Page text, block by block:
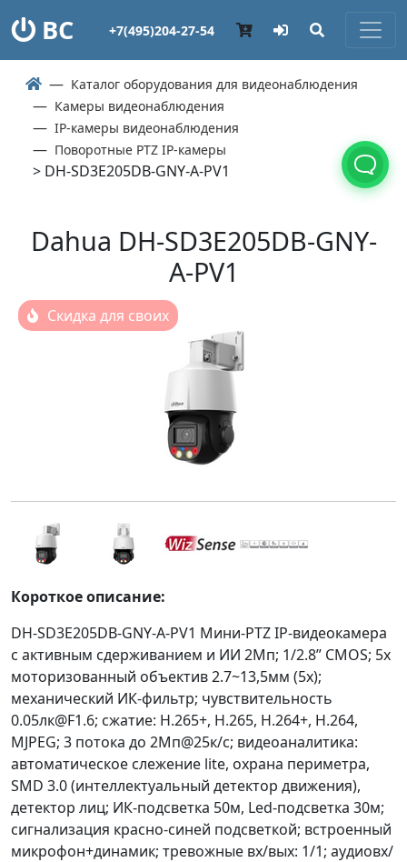
ВС +7(495)204-27-54
Каталог оборудования для видеонаблюдения
Камеры видеонаблюдения
IP-камеры видеонаблюдения
Поворотные PTZ IP-камеры
> DH-SD3E205DB-GNY-A-PV1
Dahua DH-SD3E205DB-GNY-
A-PV1
Скидка для своих
Короткое описание:
DH-SD3E205DB-GNY-A-PV1 Мини-PTZ IP-видеокамера
с активным сдерживанием и ИИ 2Мп; 1/2.8” CMOS; 5x
моторизованный объектив 2.7~13,5мм (5x);
механический ИК-фильтр; чувствительность
0.05лк@F1.6; сжатие: H.265+, H.265, H.264+, H.264,
MJPEG; 3 потока до 2Мп@25к/с; видеоаналитика:
автоматическое слежение lite, охрана периметра,
SMD 3.0 (интеллектуальный детектор движения),
детектор лиц; ИК-подсветка 50м, Led-подсветка 30м;
сигнализация красно-синей подсветкой; встроенный
микрофон+динамик; тревожные вх/вых: 1/1; аудиовх/